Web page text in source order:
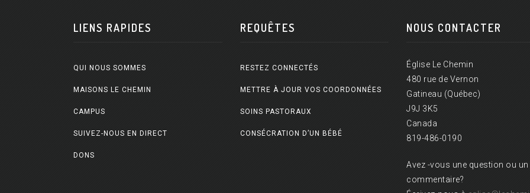
LIENS RAPIDES
QUI NOUS SOMMES
MAISONS LE CHEMIN
CAMPUS
SUIVEZ-NOUS EN DIRECT
DONS
REQUÊTES
RESTEZ CONNECTÉS
METTRE À JOUR VOS COORDONNÉES
SOINS PASTORAUX
CONSÉCRATION D’UN BÉBÉ
NOUS CONTACTER
Église Le Chemin
480 rue de Vernon
Gatineau (Québec)
J9J 3K5
Canada
819-486-0190
Avez -vous une question ou un
commentaire?